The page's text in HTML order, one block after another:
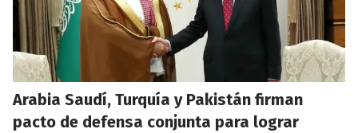
Arabia Saudí, Turquía y Pakistán firman
pacto de defensa conjunta para lograr